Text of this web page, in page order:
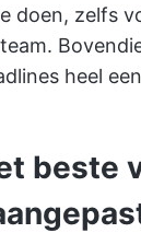
doen, zelfs
heel
beste